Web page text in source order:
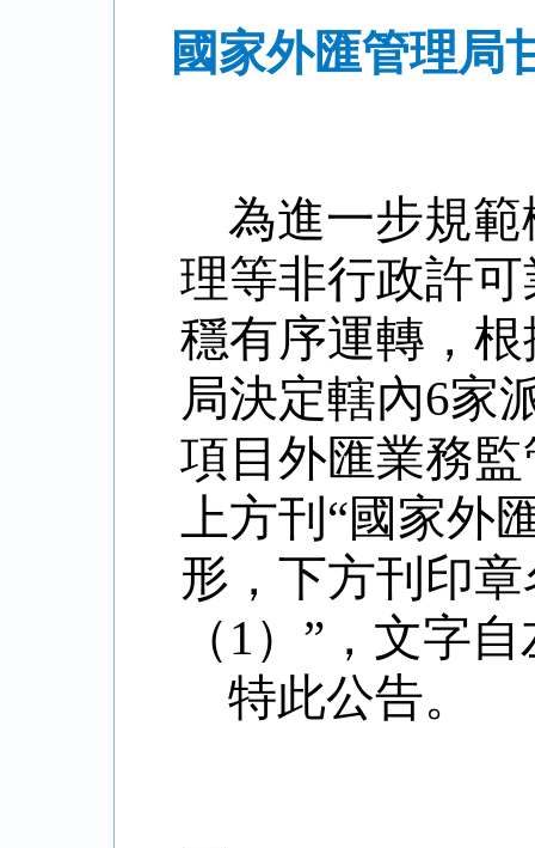
國家外匯管理局
為進一步規
理等非行政許
穩有序運轉，
局決定轄內6家
項目外匯業務
上方刊“國家外
形，下方刊印
（1）”，文字
特此公告。